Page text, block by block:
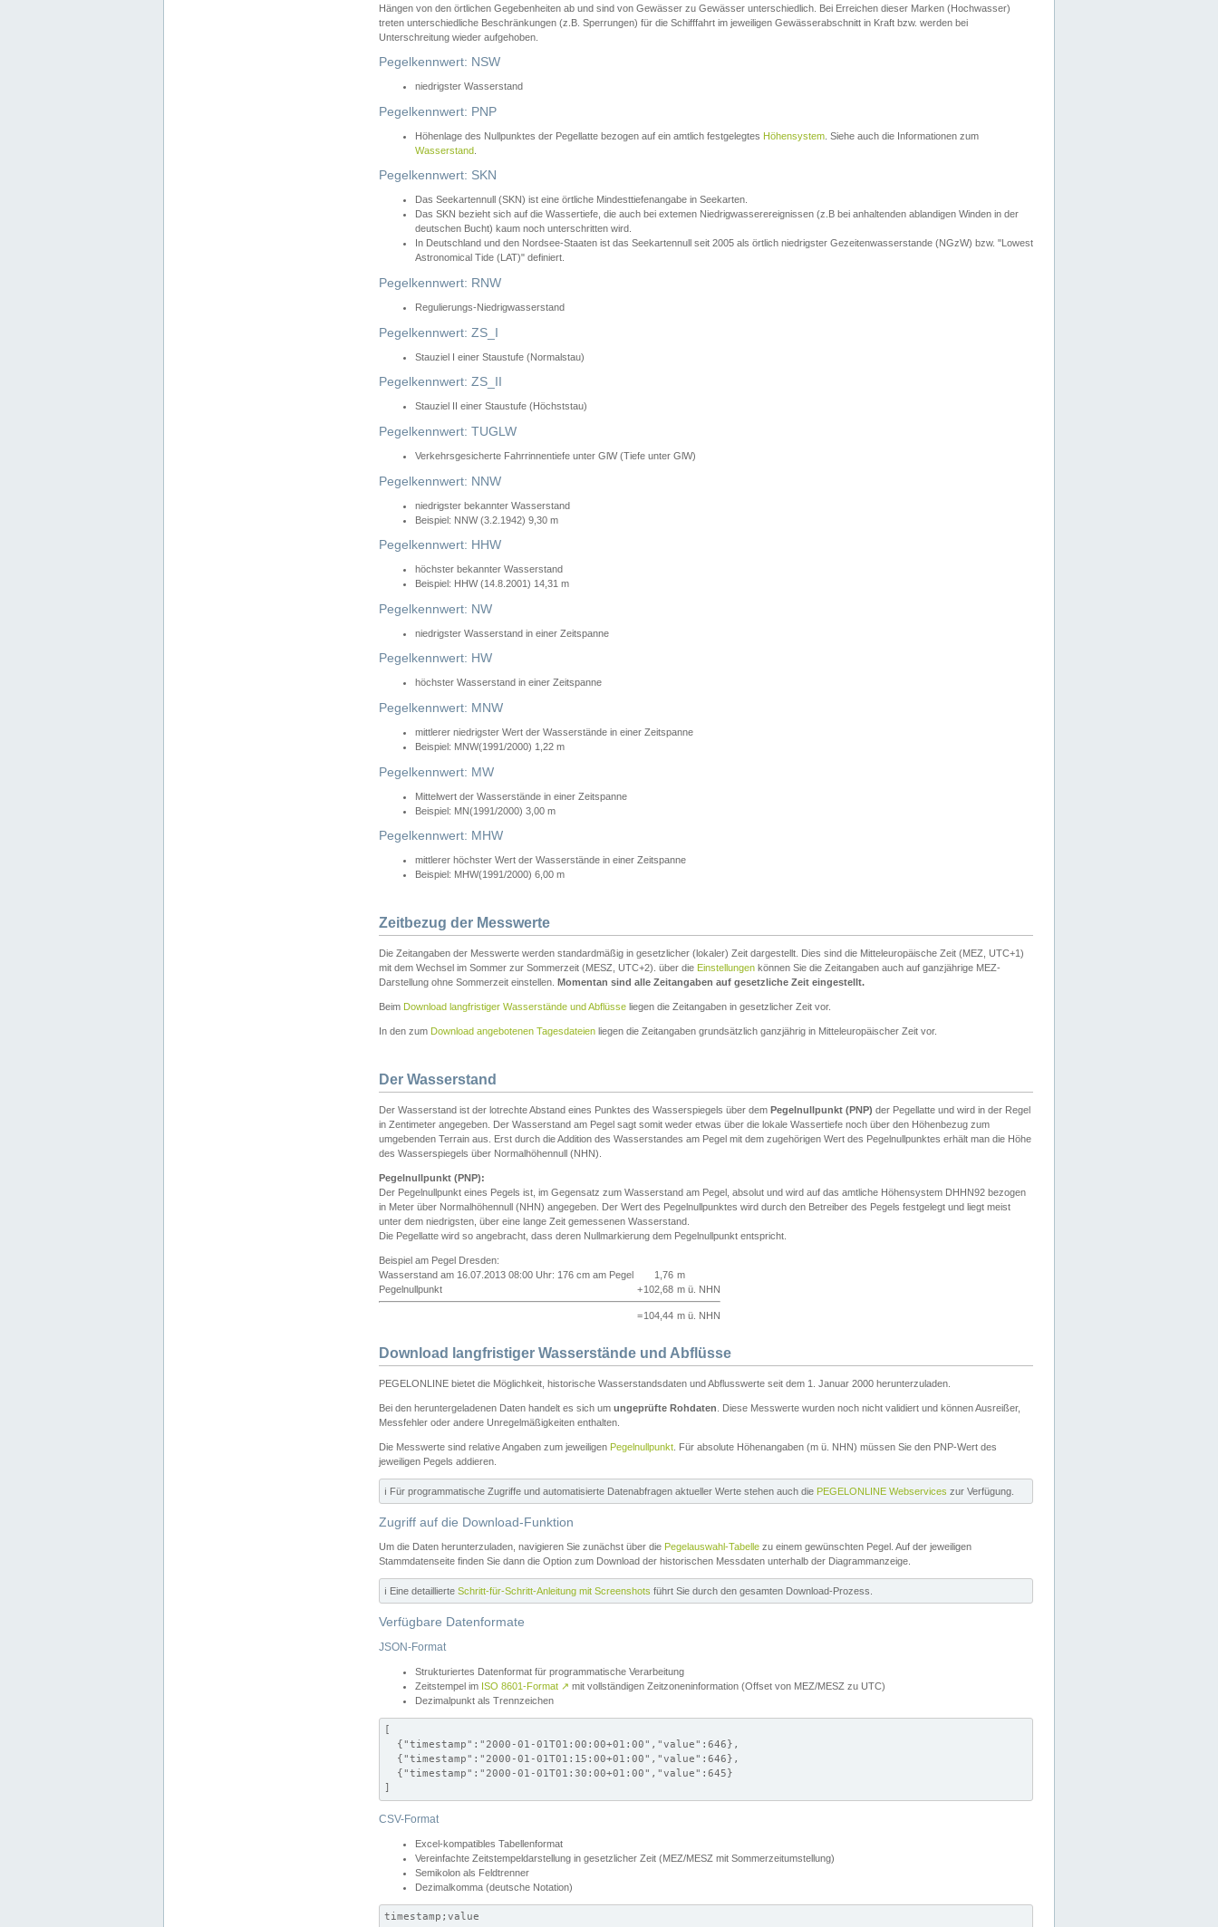
Hängen von den örtlichen Gegebenheiten ab und sind von Gewässer zu Gewässer unterschiedlich. Bei Erreichen dieser Marken (Hochwasser)
treten unterschiedliche Beschränkungen (z.B. Sperrungen) für die Schifffahrt im jeweiligen Gewässerabschnitt in Kraft bzw. werden bei
Unterschreitung wieder aufgehoben.
Pegelkennwert: NSW
niedrigster Wasserstand
Pegelkennwert: PNP
Höhenlage des Nullpunktes der Pegellatte bezogen auf ein amtlich festgelegtes Höhensystem . Siehe auch die Informationen zum
Wasserstand
Pegelkennwert: SKN
Das Seekartennull (SKN) ist eine örtliche Mindesttiefenangabe in Seekarten.
Das SKN bezieht sich auf die Wassertiefe, die auch bei extemen Niedrigwasserereignissen (z.B bei anhaltenden ablandigen Winden in der
deutschen Bucht) kaum noch unterschritten wird.
In Deutschland und den Nordsee-Staaten ist das Seekartennull seit 2005 als örtlich niedrigster Gezeitenwasserstande (NGzW) bzw. "Lowest
Astronomical Tide (LAT)" definiert.
Pegelkennwert: RNW
Regulierungs-Niedrigwasserstand
Pegelkennwert: ZS_I
Stauziel I einer Staustufe (Normalstau)
Pegelkennwert: ZS_II
Stauziel II einer Staustufe (Höchststau)
Pegelkennwert: TUGLW
Verkehrsgesicherte Fahrrinnentiefe unter GlW (Tiefe unter GlW)
Pegelkennwert: NNW
niedrigster bekannter Wasserstand
Beispiel: NNW (3.2.1942) 9,30 m
Pegelkennwert: HHW
höchster bekannter Wasserstand
Beispiel: HHW (14.8.2001) 14,31 m
Pegelkennwert: NW
niedrigster Wasserstand in einer Zeitspanne
Pegelkennwert: HW
höchster Wasserstand in einer Zeitspanne
Pegelkennwert: MNW
mittlerer niedrigster Wert der Wasserstände in einer Zeitspanne
Beispiel: MNW(1991/2000) 1,22 m
Pegelkennwert: MW
Mittelwert der Wasserstände in einer Zeitspanne
Beispiel: MN(1991/2000) 3,00 m
Pegelkennwert: MHW
mittlerer höchster Wert der Wasserstände in einer Zeitspanne
Beispiel: MHW(1991/2000) 6,00 m
Zeitbezug der Messwerte
Die Zeitangaben der Messwerte werden standardmäßig in gesetzlicher (lokaler) Zeit dargestellt. Dies sind die Mitteleuropäische Zeit (MEZ, UTC+1)
mit dem Wechsel im Sommer zur Sommerzeit (MESZ, UTC+2). über die Einstellungen können Sie die Zeitangaben auch auf ganzjährige MEZ-
Darstellung ohne Sommerzeit einstellen. Momentan sind alle Zeitangaben auf gesetzliche Zeit eingestellt.
Beim Download langfristiger Wasserstände und Abflüsse liegen die Zeitangaben in gesetzlicher Zeit vor.
In den zum Download angebotenen Tagesdateien liegen die Zeitangaben grundsätzlich ganzjährig in Mitteleuropäischer Zeit vor.
Der Wasserstand
Der Wasserstand ist der lotrechte Abstand eines Punktes des Wasserspiegels über dem Pegelnullpunkt (PNP) der Pegellatte und wird in der Regel
in Zentimeter angegeben. Der Wasserstand am Pegel sagt somit weder etwas über die lokale Wassertiefe noch über den Höhenbezug zum
umgebenden Terrain aus. Erst durch die Addition des Wasserstandes am Pegel mit dem zugehörigen Wert des Pegelnullpunktes erhält man die Höhe
des Wasserspiegels über Normalhöhennull (NHN).
Pegelnullpunkt (PNP):
Der Pegelnullpunkt eines Pegels ist, im Gegensatz zum Wasserstand am Pegel, absolut und wird auf das amtliche Höhensystem DHHN92 bezogen
in Meter über Normalhöhennull (NHN) angegeben. Der Wert des Pegelnullpunktes wird durch den Betreiber des Pegels festgelegt und liegt meist
unter dem niedrigsten, über eine lange Zeit gemessenen Wasserstand.
Die Pegellatte wird so angebracht, dass deren Nullmarkierung dem Pegelnullpunkt entspricht.
Beispiel am Pegel Dresden:
Wasserstand am 16.07.2013 08:00 Uhr: 176 cm am Pegel
1,76 m
Pegelnullpunkt
+102,68 m ü. NHN
=104,44 m ü. NHN
Download langfristiger Wasserstände und Abflüsse
PEGELONLINE bietet die Möglichkeit, historische Wasserstandsdaten und Abflusswerte seit dem 1. Januar 2000 herunterzuladen.
Bei den heruntergeladenen Daten handelt es sich um ungeprüfte Rohdaten . Diese Messwerte wurden noch nicht validiert und können Ausreißer,
Messfehler oder andere Unregelmäßigkeiten enthalten.
Die Messwerte sind relative Angaben zum jeweiligen Pegelnullpunkt . Für absolute Höhenangaben (m ü. NHN) müssen Sie den PNP-Wert des
jeweiligen Pegels addieren.
ℹ️ Für programmatische Zugriffe und automatisierte Datenabfragen aktueller Werte stehen auch die PEGELONLINE Webservices zur Verfügung.
Zugriff auf die Download-Funktion
Um die Daten herunterzuladen, navigieren Sie zunächst über die Pegelauswahl-Tabelle zu einem gewünschten Pegel. Auf der jeweiligen
Stammdatenseite finden Sie dann die Option zum Download der historischen Messdaten unterhalb der Diagrammanzeige.
ℹ️ Eine detaillierte Schritt-für-Schritt-Anleitung mit Screenshots führt Sie durch den gesamten Download-Prozess.
Verfügbare Datenformate
JSON-Format
Strukturiertes Datenformat für programmatische Verarbeitung
Zeitstempel im ISO 8601-Format ↗ mit vollständigen Zeitzoneninformation (Offset von MEZ/MESZ zu UTC)
Dezimalpunkt als Trennzeichen
[
  {"timestamp":"2000-01-01T01:00:00+01:00","value":646},
  {"timestamp":"2000-01-01T01:15:00+01:00","value":646},
  {"timestamp":"2000-01-01T01:30:00+01:00","value":645}
]
CSV-Format
Excel-kompatibles Tabellenformat
Vereinfachte Zeitstempeldarstellung in gesetzlicher Zeit (MEZ/MESZ mit Sommerzeitumstellung)
Semikolon als Feldtrenner
Dezimalkomma (deutsche Notation)
timestamp;value